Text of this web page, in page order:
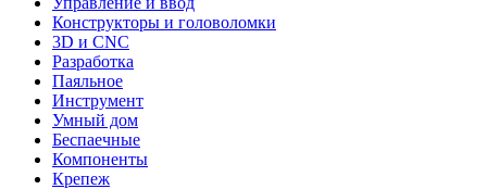
Конструкторы и головоломки
3D и CNC
Разработка
Паяльное
Инструмент
Умный дом
Беспаечные
Компоненты
Крепеж